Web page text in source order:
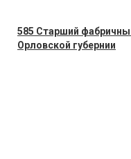
585 Старший
Орловской губернии